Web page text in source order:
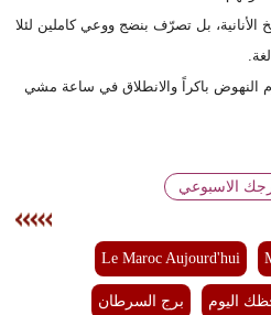
مرأة
بل تصرّف بنضج ووعي كاملين لئلا
النهوض باكراً والانطلاق في ساعة مشي
الاسبوعي
Le Maroc Aujourd'hui
اليوم برج السرطان